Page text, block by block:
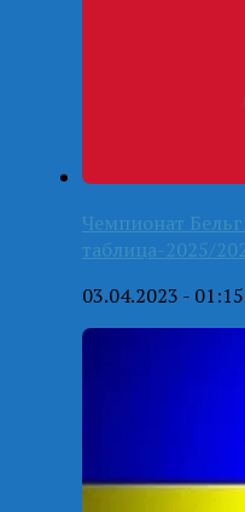
Чемпионат
таблица-2025/
03.04.2023 - 01:15